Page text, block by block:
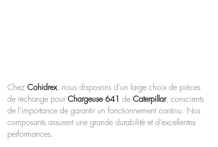
Chez Cohidrex, nous disposons d’un large choix de pièces
de rechange pour Chargeuse 641 de Caterpillar, conscients
de l’importance de garantir un fonctionnement continu. Nos
composants assurent une grande durabilité et d’excellentes
performances.